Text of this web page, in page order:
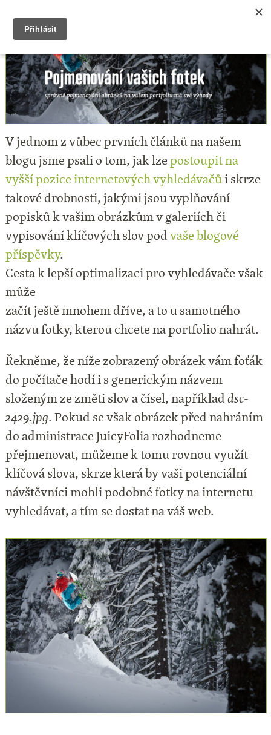
V jednom z vůbec prvních článků na našem
blogu jsme psali o tom, jak lzepostoupit na
vyšší pozice internetových vyhledávačůi skrze
takové drobnosti, jakými jsou vyplňování
popisků k vašim obrázkům v galeriích či
vypisování klíčových slov podvaše blogové
příspěvky.
Cesta k lepší optimalizaci pro vyhledávače však
může
začít ještě mnohem dříve, a to u samotného
názvu fotky, kterou chcete na portfolio nahrát.
Řekněme, že níže zobrazený obrázek vám foťák
do počítače hodí i s generickým názvem
složeným ze změti slov a čísel, napříkladdsc-
2429.jpg. Pokud se však obrázek před nahráním
do administrace JuicyFolia rozhodneme
přejmenovat, můžeme k tomu rovnou využít
klíčová slova, skrze která by vaši potenciální
návštěvníci mohli podobné fotky na internetu
vyhledávat, a tím se dostat na váš web.